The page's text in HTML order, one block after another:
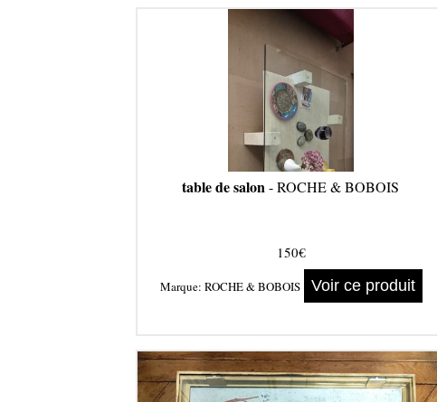
table de salon- ROCHE & BOBOIS
150€
Marque: ROCHE & BOBOIS Voir ce produit